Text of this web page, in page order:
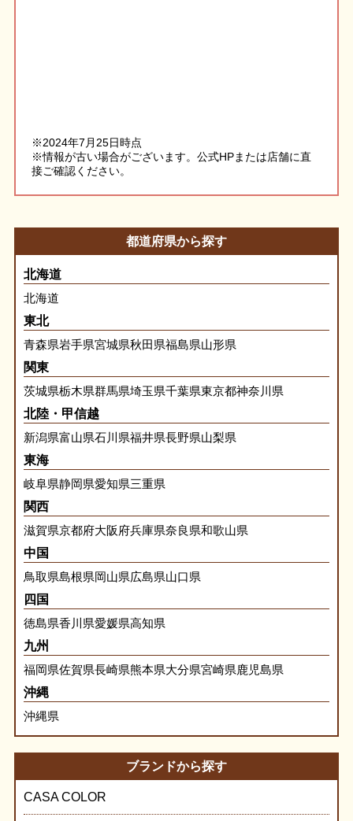
※2024年7月25日時点
※情報が古い場合がございます。公式HPまたは店舗に直
接ご確認ください。
都道府県から探す
北海道
北海道
東北
青森県岩手県宮城県秋田県福島県山形県
関東
茨城県栃木県群馬県埼玉県千葉県東京都神奈川県
北陸・甲信越
新潟県富山県石川県福井県長野県山梨県
東海
岐阜県静岡県愛知県三重県
関西
滋賀県京都府大阪府兵庫県奈良県和歌山県
中国
鳥取県島根県岡山県広島県山口県
四国
徳島県香川県愛媛県高知県
九州
福岡県佐賀県長崎県熊本県大分県宮崎県鹿児島県
沖縄
沖縄県
ブランドから探す
CASA COLOR